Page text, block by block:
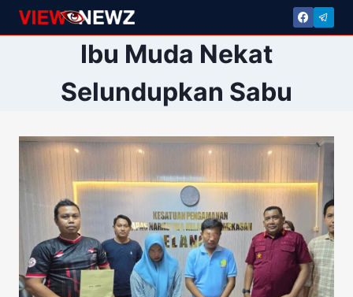
Skip
to
Ibu Muda Nekat
Selundupkan Sabu